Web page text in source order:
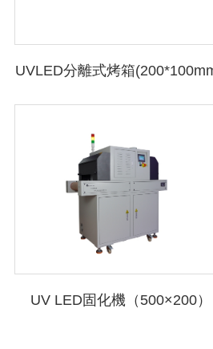
UVLED分離式烤箱
UV LED固化機（500×200）